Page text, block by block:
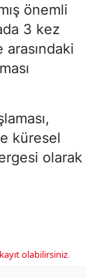
önemli
3 kez
küresel
olarak
kayıt olabilirsiniz.